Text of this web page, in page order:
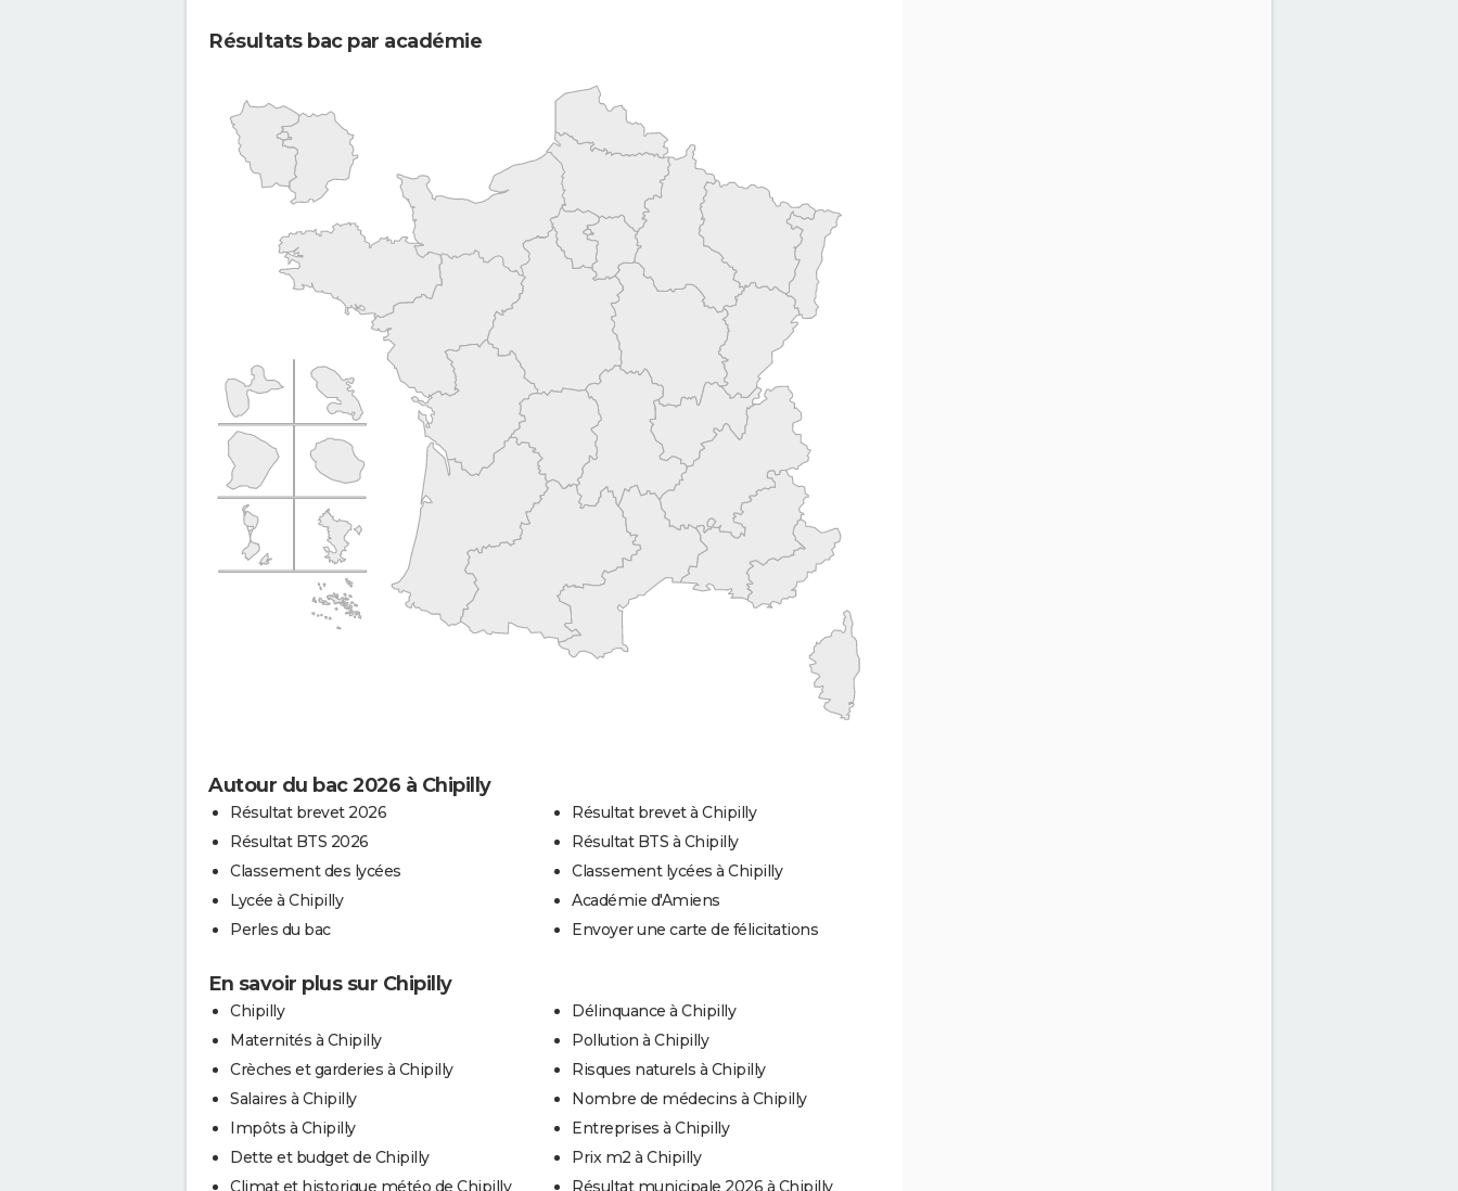
Résultats bac par académie
Autour du bac 2026 à Chipilly
Résultat brevet 2026
Résultat BTS 2026
Classement des lycées
Lycée à Chipilly
Perles du bac
Résultat brevet à Chipilly
Résultat BTS à Chipilly
Classement lycées à Chipilly
Académie d'Amiens
Envoyer une carte de félicitations
En savoir plus sur Chipilly
Chipilly
Maternités à Chipilly
Crèches et garderies à Chipilly
Salaires à Chipilly
Impôts à Chipilly
Dette et budget de Chipilly
Climat et historique météo de Chipilly
Délinquance à Chipilly
Pollution à Chipilly
Risques naturels à Chipilly
Nombre de médecins à Chipilly
Entreprises à Chipilly
Prix m2 à Chipilly
Résultat municipale 2026 à Chipilly